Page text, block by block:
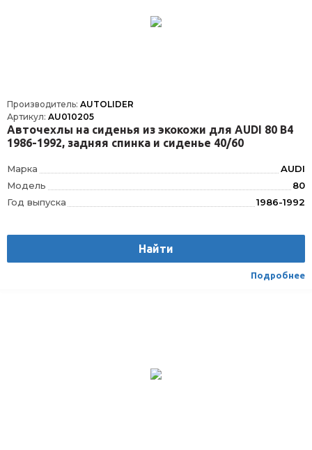
Производитель: AUTOLIDER
Артикул: AU010205
Авточехлы на сиденья из экокожи для AUDI 80 В4
1986-1992, задняя спинка и сиденье 40/60
Марка
AUDI
Модель
80
Год выпуска
1986-1992
Вес
1.75
Текстиль/Искуственная кожа
Легковой
Найти
Подробнее